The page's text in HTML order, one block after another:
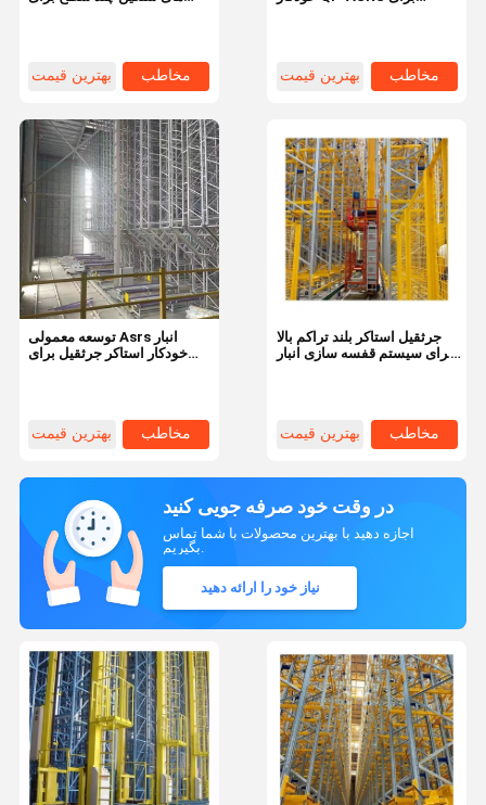
بهترین قیمت مخاطب بهترین قیمت مخاطب
توسعه معمولی Asrs انبار
خودکار استاکر جرثقیل برای
بهترین قیمت مخاطب
جرثقیل استاکر بلند تراکم بالا
برای سیستم قفسه سازی انبار
بهترین قیمت مخاطب
در وقت خود صرفه جویی کنید
اجازه دهید با بهترین محصولات با شما تماس
نیاز خود را ارائه دهید